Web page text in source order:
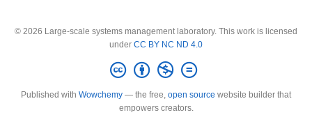
© 2026 Large-scale systems management laboratory. This work is licensed
under CC BY NC ND 4.0
Published with Wowchemy — the free, open source website builder that
empowers creators.